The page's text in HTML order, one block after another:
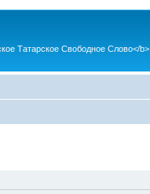
Татарское Свободное Слово</b>